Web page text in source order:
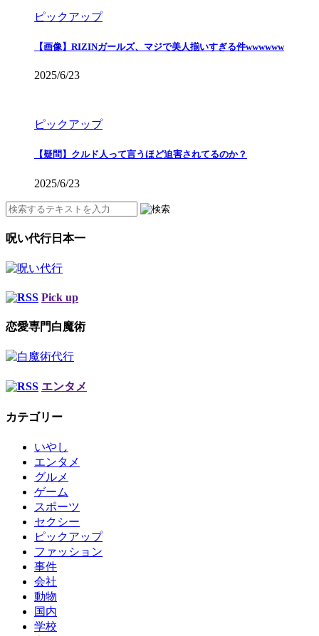
ピックアップ
【画像】RIZINガールズ、マジで美人揃いすぎる件wwwwww
2025/6/23
ピックアップ
【疑問】クルド人って言うほど迫害されてるのか？
2025/6/23
呪い代行日本一
Pick up
恋愛専門白魔術
エンタメ
カテゴリー
いやし
エンタメ
グルメ
ゲーム
スポーツ
セクシー
ピックアップ
ファッション
事件
会社
動物
国内
学校